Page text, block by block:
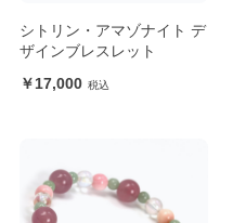
シトリン・アマゾナイト デ
ザインブレスレット
17,000